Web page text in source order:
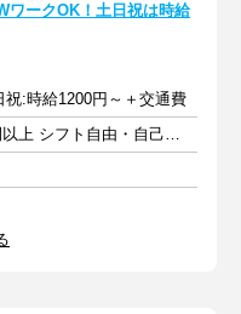
ワークOK！土日祝は時給
:時給1200円～＋交通費
週3日以上 1日3時間以上 シフト自由・自己申告